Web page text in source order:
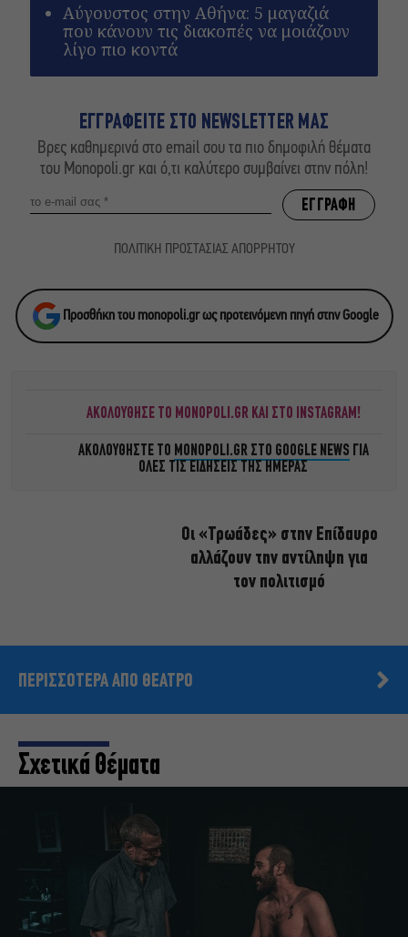
Αύγουστος στην Αθήνα: 5 μαγαζιά
που κάνουν τις διακοπές να μοιάζουν
λίγο πιο κοντά
ΕΓΓΡΑΦΕΙΤΕ ΣΤΟ NEWSLETTER ΜΑΣ
Βρες καθημερινά στο email σου τα πιο δημοφιλή θέματα
του Monopoli.gr και ό,τι καλύτερο συμβαίνει στην πόλη!
ΠΟΛΙΤΙΚΗ ΠΡΟΣΤΑΣΙΑΣ ΑΠΟΡΡΗΤΟΥ
Προσθήκη του monopoli.gr ως προτεινόμενη πηγή στην Google
ΑΚΟΛΟΥΘΗΣΕ ΤΟ MONOPOLI.GR ΚΑΙ ΣΤΟ INSTAGRAM!
ΑΚΟΛΟΥΘΗΣΤΕ ΤΟ MONOPOLI.GR ΣΤΟ GOOGLE NEWS ΓΙΑ
ΟΛΕΣ ΤΙΣ ΕΙΔΗΣΕΙΣ ΤΗΣ ΗΜΕΡΑΣ
Οι «Τρωάδες» στην Επίδαυρο
αλλάζουν την αντίληψη για
τον πολιτισμό
ΠΕΡΙΣΣΟΤΕΡΑ ΑΠΟ ΘΕΑΤΡΟ
Σχετικά Θέματα